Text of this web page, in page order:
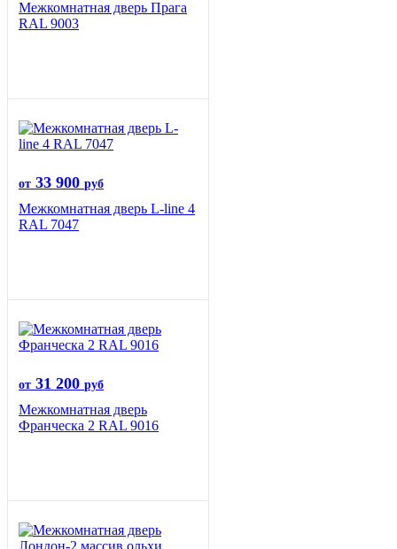
Межкомнатная дверь Прага
RAL 9003
от 33 900 руб
Межкомнатная дверь L-line 4
RAL 7047
от 31 200 руб
Межкомнатная дверь
Франческа 2 RAL 9016